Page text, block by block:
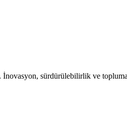
sürdürülebilirlik ve